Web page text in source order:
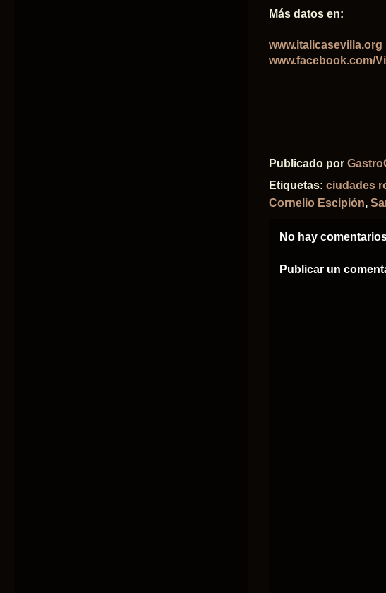
Más datos en:
www.italicasevilla.org
www.facebook.com/
Publicado por
Etiquetas: ciudades
Cornelio Escipión,
No hay
Publicar un